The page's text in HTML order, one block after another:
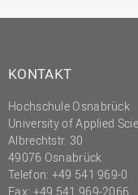
KONTAKT
Hochschule Osnabrück
University of Applied
Albrechtstr. 30
49076 Osnabrück
Telefon: +49 541 969-0
Fax: +49 541 969-2066